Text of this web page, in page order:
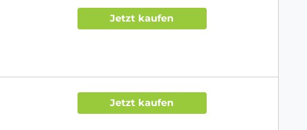
Jetzt kaufen
Jetzt kaufen